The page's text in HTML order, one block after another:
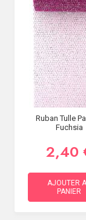
Ruban Tulle
Fuchsia
2,40
AJOUTER
PANIER